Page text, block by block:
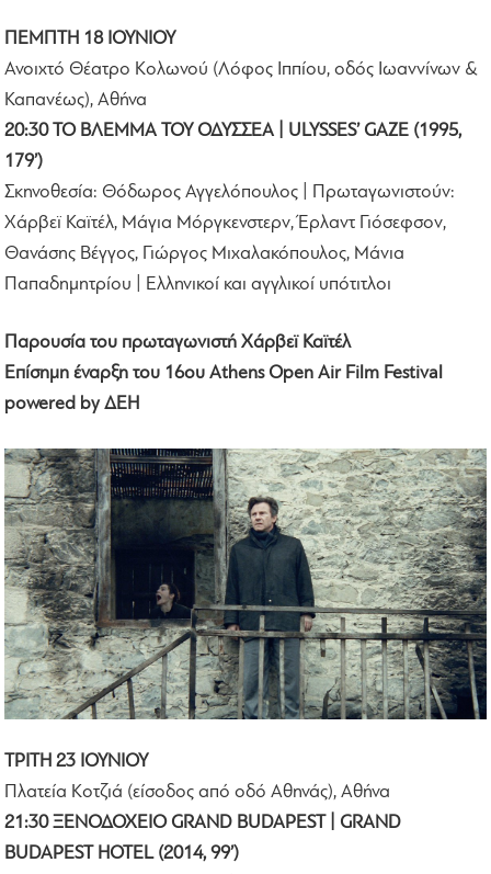
ΠΕΜΠΤΗ 18 ΙΟΥΝΙΟΥ
Ανοιχτό Θέατρο Κολωνού (Λόφος Ιππίου, οδός Ιωαννίνων &
Καπανέως), Αθήνα
20:30 ΤΟ ΒΛΕΜΜΑ ΤΟΥ ΟΔΥΣΣΕΑ | ULYSSES’ GAZE (1995,
179’)
Σκηνοθεσία: Θόδωρος Αγγελόπουλος | Πρωταγωνιστούν:
Χάρβεϊ Καϊτέλ, Μάγια Μόργκενστερν, Έρλαντ Γιόσεφσον,
Θανάσης Βέγγος, Γιώργος Μιχαλακόπουλος, Μάνια
Παπαδημητρίου | Ελληνικοί και αγγλικοί υπότιτλοι
Παρουσία του πρωταγωνιστή Χάρβεϊ Καϊτέλ
Επίσημη έναρξη του 16ου Athens Open Air Film Festival
powered by ΔΕΗ
ΤΡΙΤΗ 23 ΙΟΥΝΙΟΥ
Πλατεία Κοτζιά (είσοδος από οδό Αθηνάς), Αθήνα
21:30 ΞΕΝΟΔΟΧΕΙΟ GRAND BUDAPEST | GRAND
BUDAPEST HOTEL (2014, 99’)